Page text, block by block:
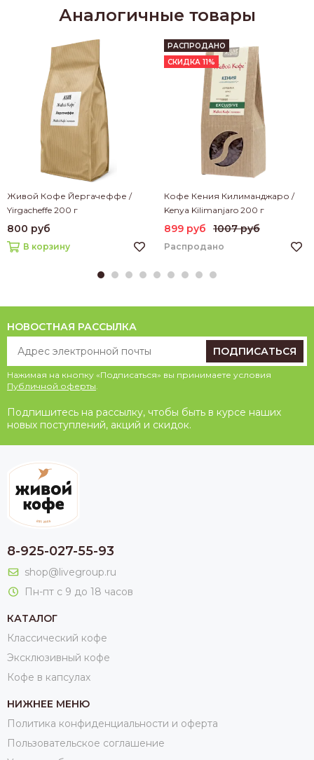
Аналогичные товары
Живой Кофе Йергачеффе /
Yirgacheffe 200 г
800 руб
В корзину
РАСПРОДАНО
СКИДКА 11%
Кофе Кения Килиманджаро /
Kenya Kilimanjaro 200 г
899 руб 1007 руб
Распродано
НОВОСТНАЯ РАССЫЛКА
ПОДПИСАТЬСЯ
Нажимая на кнопку «Подписаться» вы принимаете условия
Публичной оферты
Подпишитесь на рассылку, чтобы быть в курсе наших
новых поступлений, акций и скидок.
8-925-027-55-93
shop@livegroup.ru
Пн-пт с 9 до 18 часов
КАТАЛОГ
Классический кофе
Эксклюзивный кофе
Кофе в капсулах
НИЖНЕЕ МЕНЮ
Политика конфиденциальности и оферта
Пользовательское соглашение